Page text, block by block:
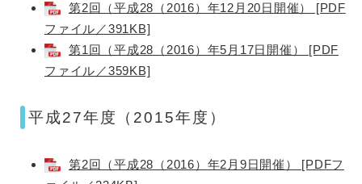
第2回（平成28（2016）年12月20日開催） [PDF
ファイル／391KB]
第1回（平成28（2016）年5月17日開催） [PDF
ファイル／359KB]
平成27年度（2015年度）
第2回（平成28（2016）年2月9日開催） [PDFフ